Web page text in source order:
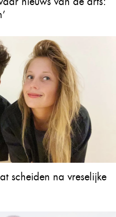
scheiden na vreselijke